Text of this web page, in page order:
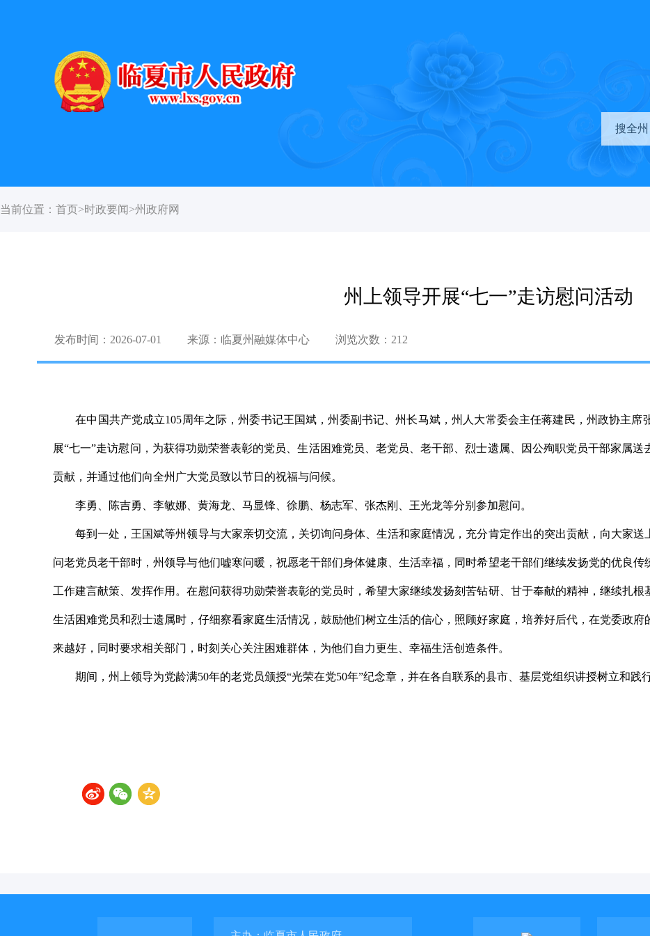
搜全州
当前位置： 首页>时政要闻 >州政府网
州上领导开展“七一”走访慰问活动
发布时间：2026-07-01 来源：临夏州融媒体中心 浏览次数： 212
在中国共产党成立105周年之际，州委书记王国斌，州委副书记、州长马斌，州人大常委会主任蒋建民，州政协主席
展“七一”走访慰问，为获得功勋荣誉表彰的党员、生活困难党员、老党员、老干部、烈士遗属、因公殉职党员干部家属
贡献，并通过他们向全州广大党员致以节日的祝福与问候。
李勇、陈吉勇、李敏娜、黄海龙、马显锋、徐鹏、杨志军、张杰刚、王光龙等分别参加慰问。
每到一处，王国斌等州领导与大家亲切交流，关切询问身体、生活和家庭情况，充分肯定作出的突出贡献，向大家送
问老党员老干部时，州领导与他们嘘寒问暖，祝愿老干部们身体健康、生活幸福，同时希望老干部们继续发扬党的优良
工作建言献策、发挥作用。在慰问获得功勋荣誉表彰的党员时，希望大家继续发扬刻苦钻研、甘于奉献的精神，继续扎
生活困难党员和烈士遗属时，仔细察看家庭生活情况，鼓励他们树立生活的信心，照顾好家庭，培养好后代，在党委政
来越好，同时要求相关部门，时刻关心关注困难群体，为他们自力更生、幸福生活创造条件。
期间，州上领导为党龄满50年的老党员颁授“光荣在党50年”纪念章，并在各自联系的县市、基层党组织讲授树立和践